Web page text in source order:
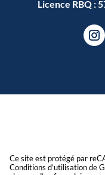
Licence RBQ :
Ce site est protégé par
Conditions d’utilisation de